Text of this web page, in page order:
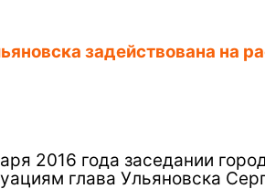
задействована на
2016 года заседании
глава Ульяновска